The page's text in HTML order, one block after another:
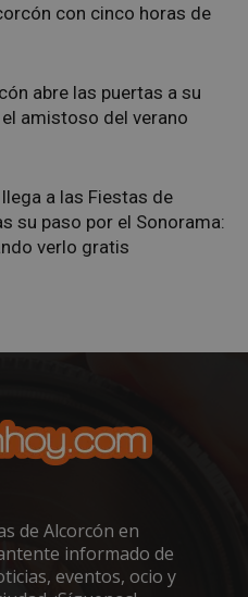
con cinco horas de
abre las puertas a su
amistoso del verano
a las Fiestas de
su paso por el Sonorama:
verlo gratis
de Alcorcón en
informado de
eventos, ocio y
.youtube.com